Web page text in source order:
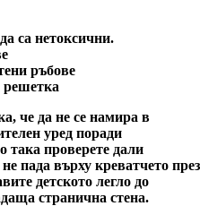
са нетоксични.
ръбове
решетка
че да не се намира в
уред поради
проверете дали
пада върху креватчето през
детското легло до
странична стена.